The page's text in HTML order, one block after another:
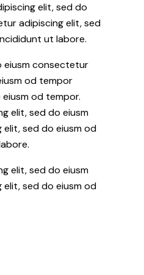
elit, sed do
adipiscing elit, sed
ut labore.
eiusm consectetur
od tempor
od tempor.
elit, sed do eiusm
sed do eiusm od
elit, sed do eiusm
sed do eiusm od